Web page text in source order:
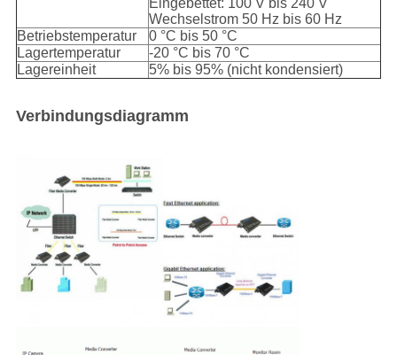
Eingebettet: 100 V bis 240 V
Wechselstrom 50 Hz bis 60 Hz
Betriebstemperatur
0 °C bis 50 °C
Lagertemperatur
-20 °C bis 70 °C
Lagereinheit
5% bis 95% (nicht kondensiert)
Verbindungsdiagramm